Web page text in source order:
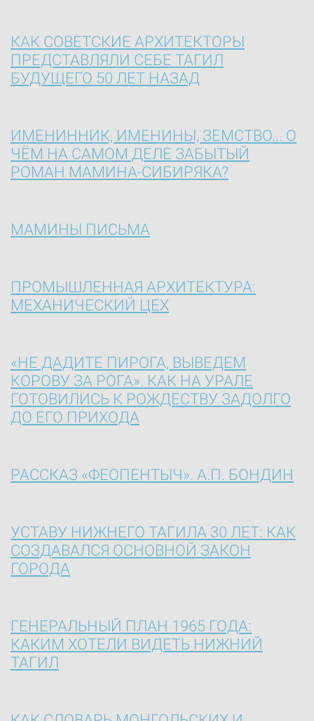
КАК СОВЕТСКИЕ АРХИТЕКТОРЫ
ПРЕДСТАВЛЯЛИ СЕБЕ ТАГИЛ
БУДУЩЕГО 50 ЛЕТ НАЗАД
ИМЕНИННИК, ИМЕНИНЫ, ЗЕМСТВО... О
ЧЁМ НА САМОМ ДЕЛЕ ЗАБЫТЫЙ
РОМАН МАМИНА-СИБИРЯКА?
МАМИНЫ ПИСЬМА
ПРОМЫШЛЕННАЯ АРХИТЕКТУРА:
МЕХАНИЧЕСКИЙ ЦЕХ
«НЕ ДАДИТЕ ПИРОГА, ВЫВЕДЕМ
КОРОВУ ЗА РОГА». КАК НА УРАЛЕ
ГОТОВИЛИСЬ К РОЖДЕСТВУ ЗАДОЛГО
ДО ЕГО ПРИХОДА
РАССКАЗ «ФЕОПЕНТЫЧ». А.П. БОНДИН
УСТАВУ НИЖНЕГО ТАГИЛА 30 ЛЕТ: КАК
СОЗДАВАЛСЯ ОСНОВНОЙ ЗАКОН
ГОРОДА
ГЕНЕРАЛЬНЫЙ ПЛАН 1965 ГОДА:
КАКИМ ХОТЕЛИ ВИДЕТЬ НИЖНИЙ
ТАГИЛ